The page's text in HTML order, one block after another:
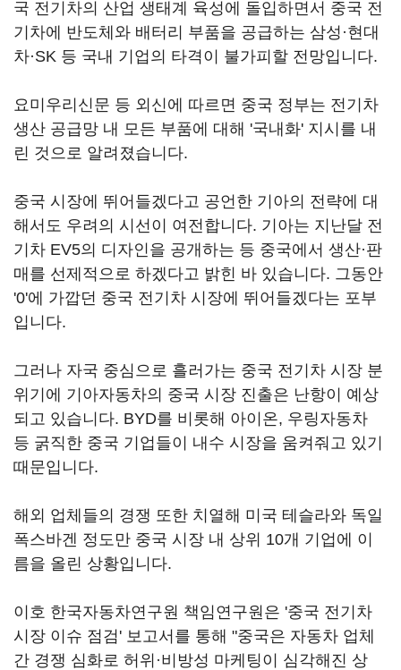
국 전기차의 산업 생태계 육성에 돌입하면서 중국 전
기차에 반도체와 배터리 부품을 공급하는 삼성·현대
차·SK 등 국내 기업의 타격이 불가피할 전망입니다.
요미우리신문 등 외신에 따르면 중국 정부는 전기차
생산 공급망 내 모든 부품에 대해 '국내화' 지시를 내
린 것으로 알려졌습니다.
중국 시장에 뛰어들겠다고 공언한 기아의 전략에 대
해서도 우려의 시선이 여전합니다. 기아는 지난달 전
기차 EV5의 디자인을 공개하는 등 중국에서 생산·판
매를 선제적으로 하겠다고 밝힌 바 있습니다. 그동안
'0'에 가깝던 중국 전기차 시장에 뛰어들겠다는 포부
입니다.
그러나 자국 중심으로 흘러가는 중국 전기차 시장 분
위기에 기아자동차의 중국 시장 진출은 난항이 예상
되고 있습니다. BYD를 비롯해 아이온, 우링자동차
등 굵직한 중국 기업들이 내수 시장을 움켜줘고 있기
때문입니다.
해외 업체들의 경쟁 또한 치열해 미국 테슬라와 독일
폭스바겐 정도만 중국 시장 내 상위 10개 기업에 이
름을 올린 상황입니다.
이호 한국자동차연구원 책임연구원은 '중국 전기차
시장 이슈 점검' 보고서를 통해 "중국은 자동차 업체
간 경쟁 심화로 허위·비방성 마케팅이 심각해진 상